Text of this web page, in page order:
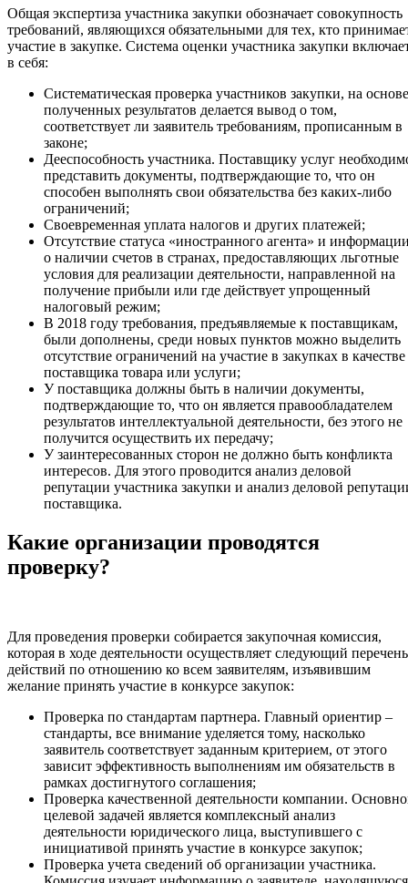
Общая экспертиза участника закупки обозначает совокупность
требований, являющихся обязательными для тех, кто
участие в закупке. Система оценки участника закупки
в себя:
Систематическая проверка участников закупки, на основе
полученных результатов делается вывод о том,
соответствует ли заявитель требованиям, прописанным в
законе;
Дееспособность участника. Поставщику услуг
представить документы, подтверждающие то, что он
способен выполнять свои обязательства без каких-либо
ограничений;
Своевременная уплата налогов и других платежей;
Отсутствие статуса «иностранного агента» и
о наличии счетов в странах, предоставляющих льготные
условия для реализации деятельности, направленной на
получение прибыли или где действует упрощенный
налоговый режим;
В 2018 году требования, предъявляемые к поставщикам,
были дополнены, среди новых пунктов можно выделить
отсутствие ограничений на участие в закупках в качестве
поставщика товара или услуги;
У поставщика должны быть в наличии документы,
подтверждающие то, что он является правообладателем
результатов интеллектуальной деятельности, без этого не
получится осуществить их передачу;
У заинтересованных сторон не должно быть конфликта
интересов. Для этого проводится анализ деловой
репутации участника закупки и анализ деловой
поставщика.
Какие организации проводятся
проверку?
Для проведения проверки собирается закупочная комиссия,
которая в ходе деятельности осуществляет следующий перечень
действий по отношению ко всем заявителям, изъявившим
желание принять участие в конкурсе закупок:
Проверка по стандартам партнера. Главный ориентир –
стандарты, все внимание уделяется тому, насколько
заявитель соответствует заданным критерием, от этого
зависит эффективность выполнениям им обязательств в
рамках достигнутого соглашения;
Проверка качественной деятельности компании.
целевой задачей является комплексный анализ
деятельности юридического лица, выступившего с
инициативой принять участие в конкурсе закупок;
Проверка учета сведений об организации участника.